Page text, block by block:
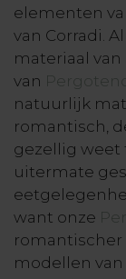
elementen
van Corradi.
materiaal
van
natuurlijk
romantisch,
gezellig weet
uitermate
want onze
romantischer
modellen